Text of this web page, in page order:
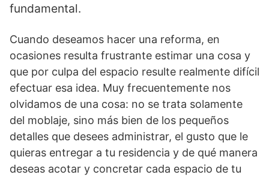
fundamental.
Cuando deseamos hacer una reforma, en
ocasiones resulta frustrante estimar una cosa y
que por culpa del espacio resulte realmente difícil
efectuar esa idea. Muy frecuentemente nos
olvidamos de una cosa: no se trata solamente
del moblaje, sino más bien de los pequeños
detalles que desees administrar, el gusto que le
quieras entregar a tu residencia y de qué manera
deseas acotar y concretar cada espacio de tu